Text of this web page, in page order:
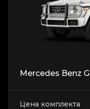
Mercedes Benz
Цена комплекта